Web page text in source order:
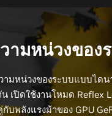
ามหน่วงของ
ามหน่วงของระบบแบบได
เปิดใช้งานโหมด Reflex
บพลังแรงม้าของ GPU